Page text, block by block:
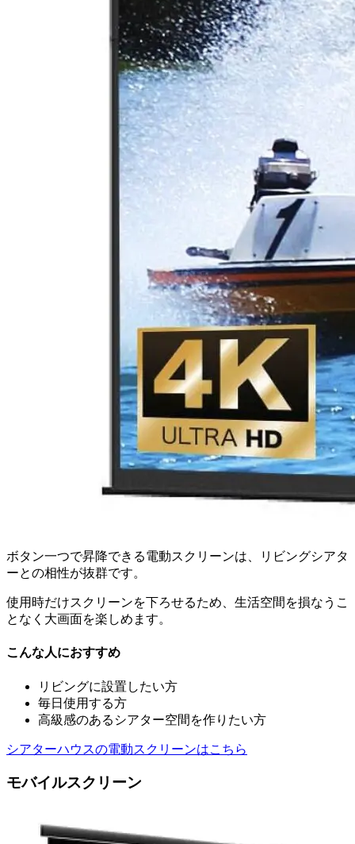
ボタン一つで昇降できる電動スクリーンは、リビングシアタ
ーとの相性が抜群です。
使用時だけスクリーンを下ろせるため、生活空間を損なうこ
となく大画面を楽しめます。
こんな人におすすめ
リビングに設置したい方
毎日使用する方
高級感のあるシアター空間を作りたい方
シアターハウスの電動スクリーンはこちら
モバイルスクリーン